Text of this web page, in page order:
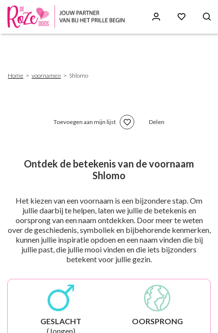
Home voornamen Shlomo
Toevoegen aan mijn lijst Delen
Ontdek de betekenis van de voornaam
Shlomo
Het kiezen van een voornaam is een bijzondere stap. Om
jullie daarbij te helpen, laten we jullie de betekenis en
oorsprong van een naam ontdekken. Door meer te weten
over de geschiedenis, symboliek en bijbehorende kenmerken,
kunnen jullie inspiratie opdoen en een naam vinden die bij
jullie past, die jullie mooi vinden en die iets bijzonders
betekent voor jullie gezin.
GESLACHT
(Jongen)
OORSPRONG